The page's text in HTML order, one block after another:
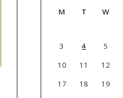
M T W
3
4 5
10
11 12
17
18 19